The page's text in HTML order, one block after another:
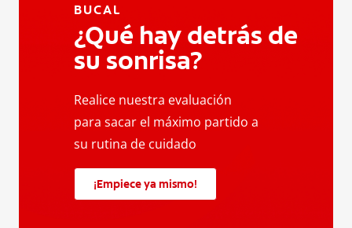
BUCAL
¿Qué hay detrás de
su sonrisa?
Realice nuestra evaluación
para sacar el máximo partido a
su rutina de cuidado
¡Empiece ya mismo!